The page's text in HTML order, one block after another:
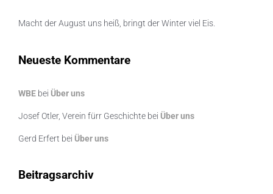
Macht der August uns heiß, bringt der Winter viel Eis.
Neueste Kommentare
WBE bei Über uns
Josef Otler, Verein fürr Geschichte bei Über uns
Gerd Erfert bei Über uns
Beitragsarchiv